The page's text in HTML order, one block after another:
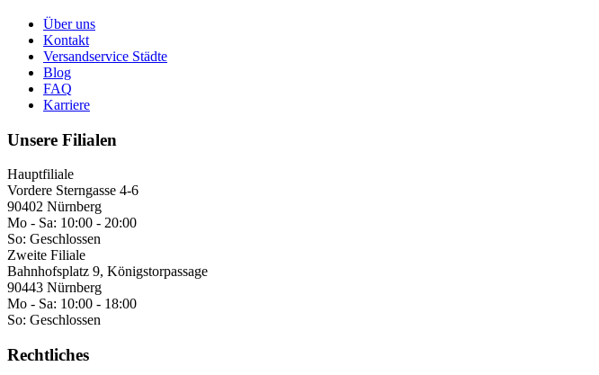
Über uns
Kontakt
Versandservice Städte
Blog
FAQ
Karriere
Unsere Filialen
Hauptfiliale
Vordere Sterngasse 4-6
90402 Nürnberg
Mo - Sa: 10:00 - 20:00
So: Geschlossen
Zweite Filiale
Bahnhofsplatz 9, Königstorpassage
90443 Nürnberg
Mo - Sa: 10:00 - 18:00
So: Geschlossen
Rechtliches